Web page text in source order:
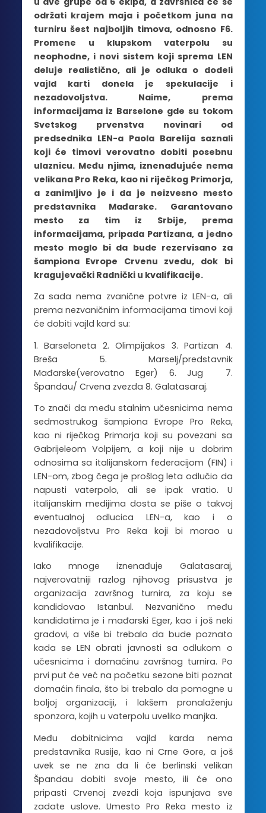
održati krajem maja i početkom juna na
turniru šest najboljih timova, odnosno F6.
Promene u klupskom vaterpolu su
neophodne, i novi sistem koji sprema LEN
deluje realistično, ali je odluka o dodeli
vajld karti donela je spekulacije i
nezadovoljstva. Naime, prema
informacijama iz Barselone gde su tokom
Svetskog prvenstva novinari od
predsednika LEN-a Paola Barelija saznali
koji će timovi verovatno dobiti posebnu
ulaznicu. Među njima, iznenađujuće nema
velikana Pro Reka, kao ni riječkog Primorja,
a zanimljivo je i da je neizvesno mesto
predstavnika Mađarske. Garantovano
mesto za tim iz Srbije, prema
informacijama, pripada Partizana, a jedno
mesto moglo bi da bude rezervisano za
šampiona Evrope Crvenu zvedu, dok bi
kragujevački Radnički u kvalifikacije.
Za sada nema zvanične potvre iz LEN-a, ali
prema nezvaničnim informacijama timovi koji
će dobiti vajld kard su:
1. Barseloneta 2. Olimpijakos 3. Partizan 4.
Breša 5. Marselj/predstavnik
Mađarske(verovatno Eger) 6. Jug 7.
Špandau/ Crvena zvezda 8. Galatasaraj.
To znači da među stalnim učesnicima nema
sedmostrukog šampiona Evrope Pro Reka,
kao ni riječkog Primorja koji su povezani sa
Gabrijeleom Volpijem, a koji nije u dobrim
odnosima sa italijanskom federacijom (FIN) i
LEN-om, zbog čega je prošlog leta odlučio da
napusti vaterpolo, ali se ipak vratio. U
italijanskim medijima dosta se piše o takvoj
eventualnoj odlucica LEN-a, kao i o
nezadovoljstvu Pro Reka koji bi morao u
kvalifikacije.
Iako mnoge iznenađuje Galatasaraj,
najverovatniji razlog njihovog prisustva je
organizacija završnog turnira, za koju se
kandidovao Istanbul. Nezvanično među
kandidatima je i mađarski Eger, kao i još neki
gradovi, a više bi trebalo da bude poznato
kada se LEN obrati javnosti sa odlukom o
učesnicima i domaćinu završnog turnira. Po
prvi put će već na početku sezone biti poznat
domaćin finala, što bi trebalo da pomogne u
boljoj organizaciji, i lakšem pronalaženju
sponzora, kojih u vaterpolu uveliko manjka.
Među dobitnicima vajld karda nema
predstavnika Rusije, kao ni Crne Gore, a još
uvek se ne zna da li će berlinski velikan
Špandau dobiti svoje mesto, ili će ono
pripasti Crvenoj zvezdi koja ispunjava sve
zadate uslove. Umesto Pro Reka mesto iz